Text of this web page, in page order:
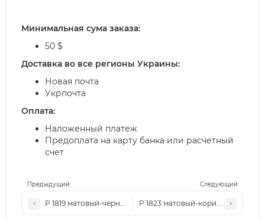
Предыдущий Следующий
Р 1819 матовый-черный Р 1823 матовый-коричневый
Минимальная сума заказа:
50 $
Доставка во все регионы Украины:
Новая почта
Укрпочта
Оплата:
Наложенный платеж
Предоплата на карту банка или расчетный
счет